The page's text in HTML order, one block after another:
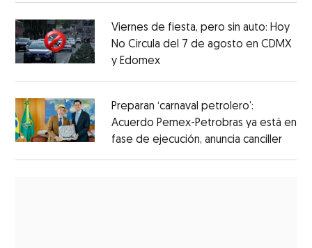
Viernes de fiesta, pero sin auto: Hoy
No Circula del 7 de agosto en CDMX
y Edomex
Preparan ‘carnaval petrolero’:
Acuerdo Pemex-Petrobras ya está en
fase de ejecución, anuncia canciller